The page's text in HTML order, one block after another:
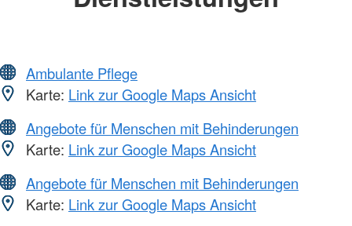
Ambulante Pflege
Karte: Link zur Google Maps Ansicht
Angebote für Menschen mit Behinderungen
Karte: Link zur Google Maps Ansicht
Angebote für Menschen mit Behinderungen
Karte: Link zur Google Maps Ansicht